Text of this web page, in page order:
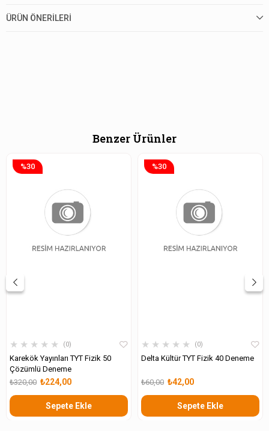
ÜRÜN ÖNERILERI
Benzer Ürünler
★ ★ ★ ★ ★ 0
Karekök Yayınları TYT Fizik 50
Çözümlü Deneme
₺224,00
₺320,00
Sepete Ekle
%30
★ ★ ★ ★ ★ 0
Delta Kültür TYT Fizik 40 Deneme
₺42,00
₺60,00
Sepete Ekle
%30